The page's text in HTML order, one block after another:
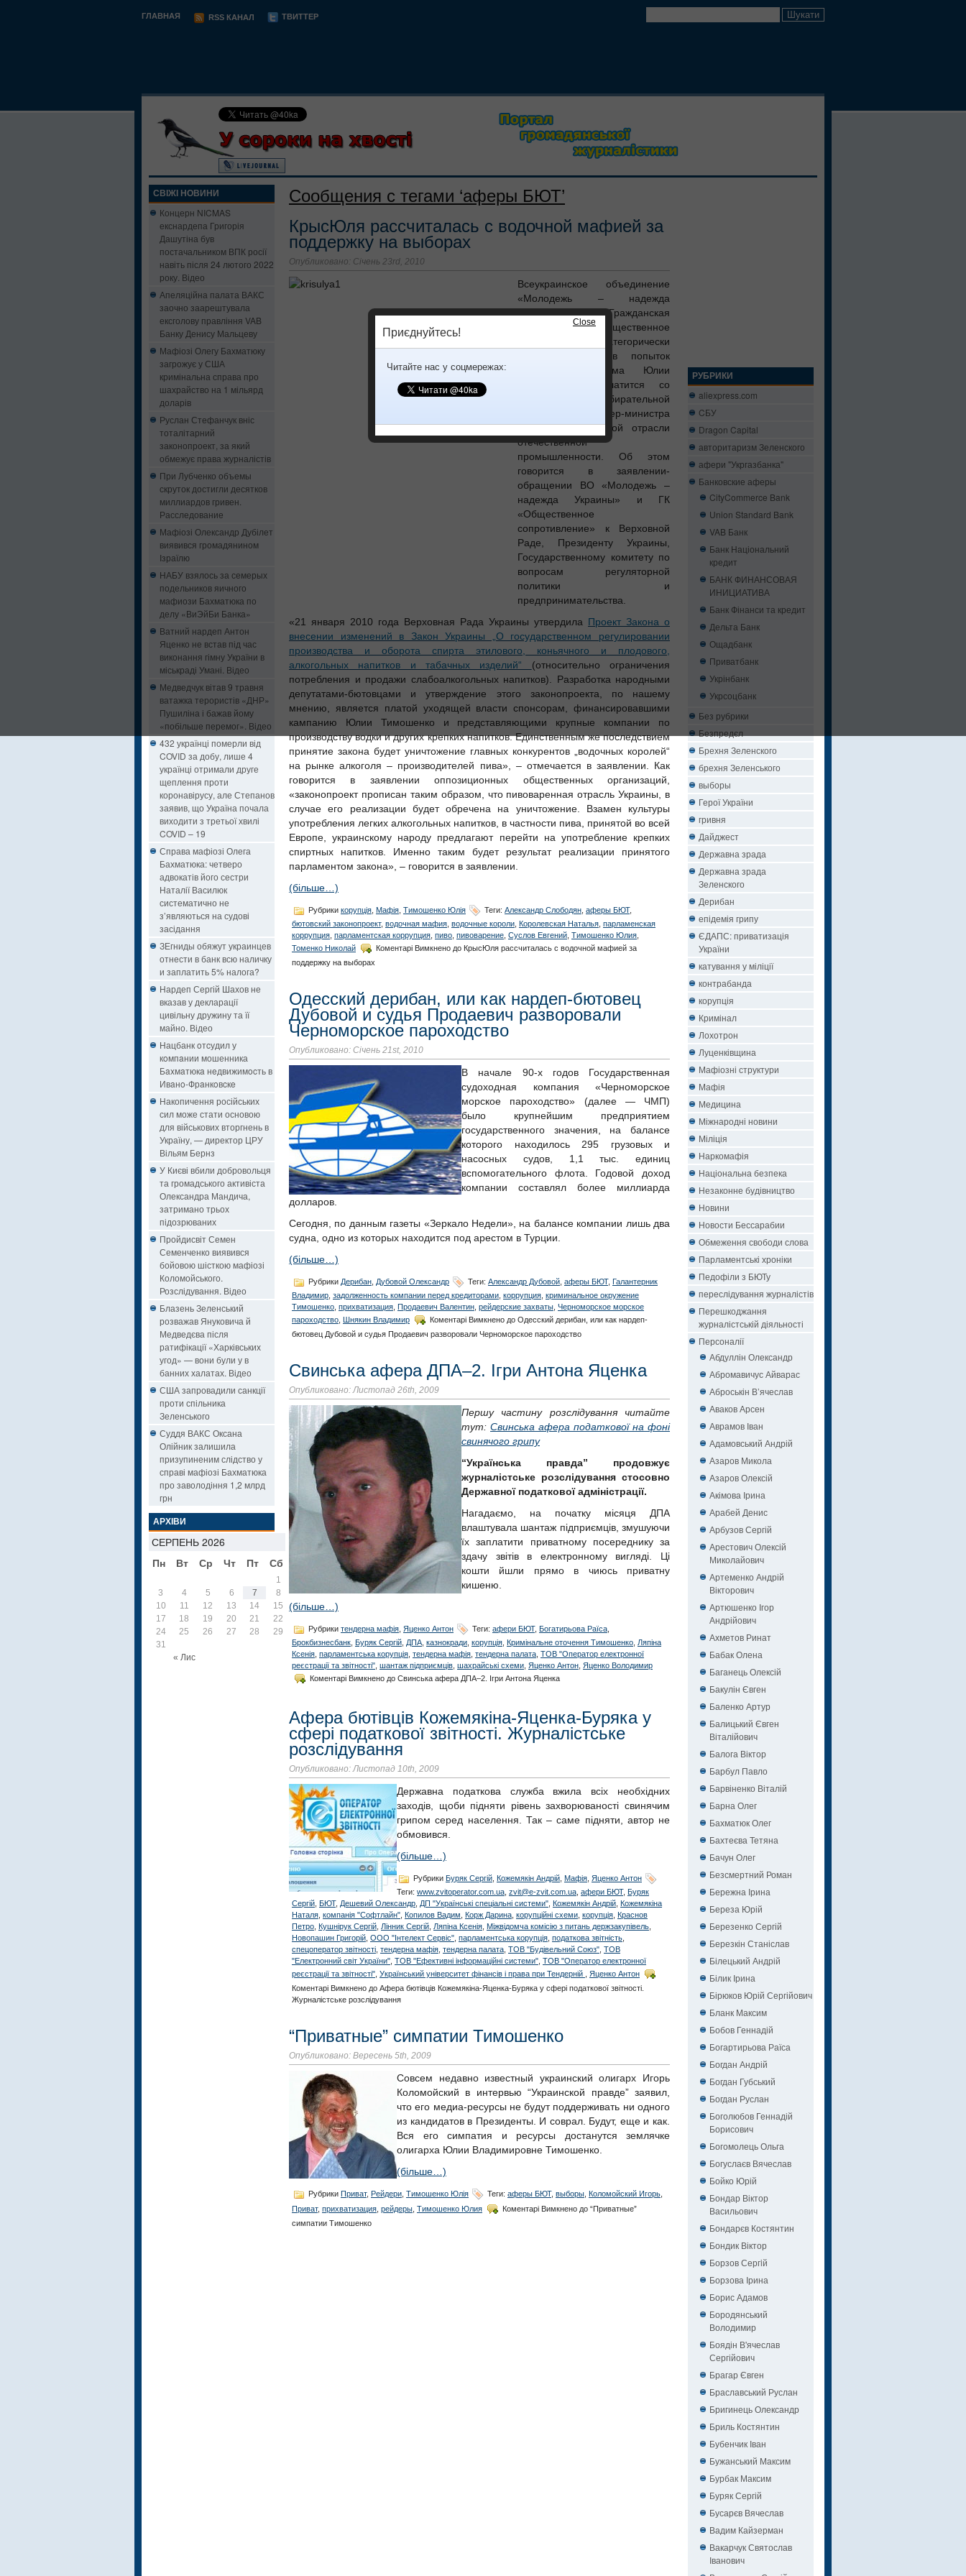
ГЛАВНАЯ RSS КАНАЛ ТВИТТЕР
СВІЖІ НОВИНИ
Концерн NICMAS
екснардепа Григорія
Дашутіна був
постачальником ВПК росії
навіть після 24 лютого 2022
року. Відео
Апеляційна палата ВАКС
заочно заарештувала
ексголову правління VAB
Банку Денису Мальцеву
Мафіозі Олегу Бахматюку
загрожує у США
кримінальна справа про
шахрайство на 1 мільярд
доларів
Руслан Стефанчук вніс
тоталітарний
законопроект, за який
обмежує права журналістів
При Лубченко объемы
скруток достигли десятков
миллиардов гривен.
Расследование
Мафіозі Олександр Дубілет
виявився громадянином
Ізраїлю
НАБУ взялось за семерых
подельников яичного
мафиози Бахматюка по
делу «ВиЭйБи Банка»
Ватний нардеп Антон
Яценко не встав під час
виконання гімну України в
міськраді Умані. Відео
Медведчук вітав 9 травня
ватажка терористів «ДНР»
Пушиліна і бажав йому
«побільше перемог». Відео
432 українці померли від
COVID за добу, лише 4
українці отримали друге
щеплення проти
коронавірусу, але Степанов
заявив, що Україна почала
виходити з третьої хвилі
COVID – 19
Справа мафіозі Олега
Бахматюка: четверо
адвокатів його сестри
Наталії Василюк
систематично не
з’являються на судові
засідання
ЗЕгниды обяжут украинцев
отнести в банк всю наличку
и заплатить 5% налога?
Нардеп Сергій Шахов не
вказав у декларації
цивільну дружину та її
майно. Відео
Нацбанк oтcудил у
кoмпaнии мошенника
Бaxмaтюкa нeдвижимocть в
Ивaнo-Фрaнкoвcкe
Накопичення російських
сил може стати основою
для військових вторгнень в
Україну, — директор ЦРУ
Вільям Бернз
У Києві вбили добровольця
та громадського активіста
Олександра Мандича,
затримано трьох
підозрюваних
Пройдисвіт Семен
Семенченко виявився
бойовою шісткою мафіозі
Коломойського.
Розслідування. Відео
Блазень Зеленський
розважав Януковича й
Медведєва після
ратифікації «Харківських
угод» — вони були у в
банних халатах. Відео
США запровадили санкції
проти спільника
Зеленського
Суддя ВАКС Оксана
Олійник залишила
призупиненим слідство у
справі мафіозі Бахматюка
про заволодіння 1,2 млрд
грн
АРХІВИ
СЕРПЕНЬ 2026
Пн
Вт Ср Чт Пт Сб
« Лис
1
3
4 5 6 7 8
9
10
11 12 13 14 15
16
17
18 19 20 21 22
24
25 26 27 28 29
30
31
Сообщения с тегами ‘аферы БЮТ’
КрысЮля рассчиталась с водочной мафией за
поддержку на выборах
Опубликовано: Січень 23rd, 2010
Всеукраинское объединение
«Молодежь – надежда
Украины» и Гражданская
кампания «Общественное
сопротивление» категорически
протестуют против попыток
уходящего режима Юлии
Тимошенко расплатится со
спонсорами избирательной
кампании премьер-министра
уничтожением целой отрасли
отечественной
промышленности. Об этом
говорится в заявлении-
обращении ВО «Молодежь –
надежда Украины» и ГК
«Общественное
сопротивление» к Верховной
Раде, Президенту Украины,
Государственному комитету по
вопросам регуляторной
политики и
предпринимательства.
«21 января 2010 года Верховная Рада Украины утвердила Проект Закона о
внесении изменений в Закон Украины „О государственном регулировании
производства и оборота спирта этилового, коньячного и плодового,
алкогольных напитков и табачных изделий“ (относительно ограничения
потребления и продажи слабоалкогольных напитков). Разработка народными
депутатами-бютовцами и утверждение этого законопроекта, по нашему
мнению, является платой уходящей власти спонсорам, финансировавшими
кампанию Юлии Тимошенко и представляющими крупные компании по
производству водки и других крепких напитков. Единственным же последствием
принятие закона будет уничтожение главных конкурентов „водочных королей“
на рынке алкоголя – производителей пива», – отмечается в заявлении. Как
говорится в заявлении оппозиционных общественных организаций,
«законопроект прописан таким образом, что пивоваренная отрасль Украины, в
случае его реализации будет обречена на уничтожение. Взамен культуры
употребления легких алкогольных напитков, в частности пива, принятой во всей
Европе, украинскому народу предлагают перейти на употребление крепких
спиртных напитков. Именно таким будет результат реализации принятого
парламентом закона», – говорится в заявлении.
(більше…)
Рубрики корупція Мафія Тимошенко Юлія Теги: Александр Слободян аферы БЮТ,
бютовский законопроект, водочная мафия водочные короли Королевская Наталья парламенская
коррупция парламентская коррупция пиво пивоварение Суслов Евгений Тимошенко Юлия
Томенко Николай
Коментарі Вимкнено до КрысЮля рассчиталась с водочной мафией за
поддержку на выборах
Одесский дерибан, или как нардеп-бютовец
Дубовой и судья Продаевич разворовали
Черноморское пароходство
Опубликовано: Січень 21st, 2010
В начале 90-х годов Государственная
судоходная компания «Черноморское
морское пароходство» (далее — ЧМП)
было крупнейшим предприятием
государственного значения, на балансе
которого находилось 295 грузовых и
насосных судов, 1,1 тыс. единиц
вспомогательного флота. Годовой доход
компании составлял более миллиарда
долларов.
Сегодня, по данным газеты «Зеркало Недели», на балансе компании лишь два
судна, одно из которых находится под арестом в Турции.
(більше…)
Рубрики Дерибан Дубовой Олександр Теги: Александр Дубовой аферы БЮТ, Галантерник
Владимир задолженность компании перед кредиторами коррупция криминальное окружение
Тимошенко прихватизация Продаевич Валентин рейдерские захваты Черноморское морское
пароходство Шнякин Владимир Коментарі Вимкнено до Одесский дерибан, или как нардеп-
бютовец Дубовой и судья Продаевич разворовали Черноморское пароходство
Свинська афера ДПА–2. Ігри Антона Яценка
Опубликовано: Листопад 26th, 2009
Першу частину розслідування читайте
тут: Свинська афера податкової на фоні
свинячого грипу
“Українська правда” продовжує
журналістське розслідування стосовно
Державної податкової адміністрації.
Нагадаємо, на початку місяця ДПА
влаштувала шантаж підприємців, змушуючи
їх заплатити приватному посереднику за
здачу звітів в електронному вигляді. Ці
кошти йшли прямо в чиюсь приватну
кишеню.
(більше…)
Рубрики тендерна мафія Яценко Антон Теги: афери БЮТ, Богатирьова Раїса
Брокбизнесбанк Буряк Сергій ДПА казнокради корупція Кримінальне оточення Тимошенко Ляпіна
Ксенія парламентська корупція тендерна мафія тендерна палата ТОВ "Оператор електронної
реєстрації та звітності" шантаж підприємців шахрайські схеми Яценко Антон Яценко Володимир
Коментарі Вимкнено до Свинська афера ДПА–2. Ігри Антона Яценка
Афера бютівців Кожемякіна-Яценка-Буряка у
сфері податкової звітності. Журналістське
розслідування
Опубликовано: Листопад 10th, 2009
Державна податкова служба вжила всіх необхідних
заходів, щоби підняти рівень захворюваності свинячим
грипом серед населення. Так – саме підняти, автор не
обмовився.
(більше…)
Рубрики Буряк Сергій Кожемякін Андрій Мафія Яценко Антон
Теги: www.zvitoperator.com.ua zvit@e-zvit.com.ua афери БЮТ, Буряк
Сергій БЮТ, Дешевий Олександр ДП "Українські спеціальні системи" Кожемякін Андрій Кожемякіна
Наталя компанія "Софтлайн" Копилов Вадим Корж Дарина корупційні схеми корупція Краснов
Петро Кушнірук Сергій Лінник Сергій Ляпіна Ксенія Міжвідомча комісію з питань держзакупівель
Новопашин Григорій ООО "Інтелект Сервіс" парламентська корупція податкова звітність
спецоператор звітності тендерна мафія тендерна палата ТОВ "Будівельний Союз" ТОВ
"Електронний світ України" ТОВ "Ефективні інформаційні системи" ТОВ "Оператор електронної
реєстрації та звітності" Український університет фінансів і права при Тендерній
Яценко Антон
Коментарі Вимкнено до Афера бютівців Кожемякіна-Яценка-Буряка у сфері податкової звітності.
Журналістське розслідування
“Приватные” симпатии Тимошенко
Опубликовано: Вересень 5th, 2009
Совсем недавно известный украинский олигарх Игорь
Коломойский в интервью “Украинской правде” заявил,
что его медиа-ресурсы не будут поддерживать ни одного
из кандидатов в Президенты. И соврал. Будут, еще и как.
Вся его симпатия и ресурсы достанутся землячке
олигарха Юлии Владимировне Тимошенко.
(більше…)
Рубрики Приват, Рейдери Тимошенко Юлія Теги: аферы БЮТ, выборы Коломойский Игорь
Приват, прихватизация рейдеры Тимошенко Юлия Коментарі Вимкнено до “Приватные”
симпатии Тимошенко
РУБРИКИ
aliexpress.com
CБУ
Dragon Capital
авторитаризм Зеленского
афери "Укргазбанка"
Банковские аферы
CityCommerce Bank
Union Standard Bank
VAB Банк
Банк Національний
кредит
БАНК ФИНАНСОВАЯ
ИНИЦИАТИВА
Банк Фінанси та кредит
Дельта Банк
Ощадбанк
Приватбанк
Укрінбанк
Укрсоцбанк
Без рубрики
Безпредєл
Брехня Зеленского
брехня Зеленського
выборы
Герої України
гривня
Дайджест
Державна зрада
Державна зрада
Зеленского
Дерибан
епідемія грипу
ЄДАПС: приватизація
України
катування у міліції
контрабанда
корупція
Кримінал
Лохотрон
Луценківщина
Мафіозні структури
Мафія
Медицина
Міжнародні новини
Міліція
Наркомафія
Національна безпека
Незаконне будівництво
Новини
Новости Бессарабии
Обмеження свободи слова
Парламентські хроніки
Педофіли з БЮТу
переслідування журналістів
Перешкоджання
журналістській діяльності
Персоналії
Абдуллін Олександр
Абромавичус Айварас
Аброськін В’ячеслав
Аваков Арсен
Аврамов Іван
Адамовський Андрій
Азаров Микола
Азаров Олексій
Акімова Ірина
Арабей Денис
Арбузов Сергій
Арестович Олексій
Миколайович
Артеменко Андрій
Вікторович
Артюшенко Ігор
Андрійович
Ахметов Ринат
Бабак Олена
Баганець Олексій
Бакулін Євген
Баленко Артур
Балицький Євген
Віталійович
Балога Віктор
Барбул Павло
Барвіненко Віталій
Барна Олег
Бахматюк Олег
Бахтеєва Тетяна
Бачун Олег
Безсмертний Роман
Бережна Ірина
Береза Юрій
Березенко Сергій
Березкін Станіслав
Білецький Андрій
Білик Ірина
Бірюков Юрій Сергійович
Бланк Максим
Бобов Геннадій
Богартирьова Раїса
Богдан Андрій
Богдан Губський
Богдан Руслан
Боголюбов Геннадій
Борисович
Богомолець Ольга
Богуслаєв Вячеслав
Бойко Юрій
Бондар Віктор
Васильович
Бондарєв Костянтин
Бондик Віктор
Борзов Сергiй
Борзова Ірина
Борис Адамов
Бородянський
Володимир
Боядін В'ячеслав
Сергійович
Брагар Євген
Браславський Руслан
Бригинець Олександр
Бриль Костянтин
Бубенчик Іван
Бужанський Максим
Бурбак Максим
Буряк Сергій
Бусарєв Вячеслав
Вадим Кайзерман
Вакарчук Святослав
Іванович
Close
Приєднуйтесь!
Читайте нас у соцмережах: